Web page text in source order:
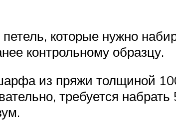
которые нужно
контрольному образцу.
из пряжи толщиной
требуется